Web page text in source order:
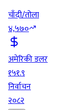
चाँदी/तोला
४,५७०
अमेरिकी डलर
१५१.९
निर्वाचन
२०८२